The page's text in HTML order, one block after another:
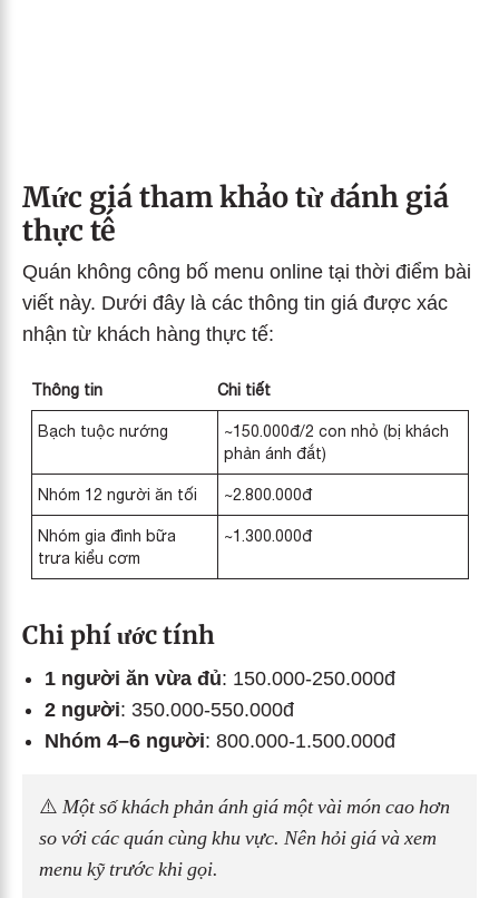
Mức giá tham khảo từ đánh giá
thực tế
Quán không công bố menu online tại thời điểm bài
viết này. Dưới đây là các thông tin giá được xác
nhận từ khách hàng thực tế:
Thông tin Chi tiết
Bạch tuộc nướng
~150.000đ/2 con nhỏ (bị khách
phản ánh đắt)
Nhóm 12 người ăn tối ~2.800.000đ
Nhóm gia đình bữa
trưa kiểu cơm
~1.300.000đ
Chi phí ước tính
1 người ăn vừa đủ: 150.000-250.000đ
2 người: 350.000-550.000đ
Nhóm 4–6 người: 800.000-1.500.000đ
⚠️ Một số khách phản ánh giá một vài món cao hơn
so với các quán cùng khu vực. Nên hỏi giá và xem
menu kỹ trước khi gọi.